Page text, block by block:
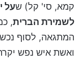
קמא, סי' קל) שעל
לשמירת הברית,
המתגאה, לסוף
ואשת איש נפש